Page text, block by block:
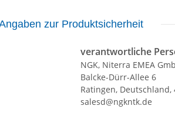
zur Produktsicherheit
verantwortliche
NGK, Niterra EMEA
Balcke-Dürr-Allee 6
Ratingen, Deutschland,
salesd@ngkntk.de